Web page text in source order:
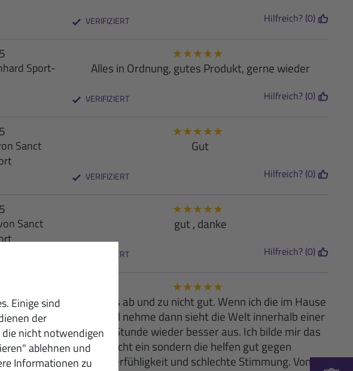
Einige sind
der
die nicht notwendigen
ablehnen und
Informationen zu
VERIFIZIERT Hilfreich? (0)
Sport-
★★★★★
Alles in Ordnung, gutes Produkt, gerne wieder
VERIFIZIERT Hilfreich? (0)
Sanct
★★★★★
Gut
VERIFIZIERT Hilfreich? (0)
Sanct
★★★★★
gut , danke
VERIFIZIERT Hilfreich? (0)
Sport-
★★★★★
Mir gehts ab und zu nicht gut. Wenn ich die im Hause
habe und nehme dann sieht die Welt innerhalb einer
halben Stunde wieder besser aus. Ich bilde mir das
nicht ein sondern die helfen gut gegen
Wetterfühligkeit und schlechte Stimmung. Von